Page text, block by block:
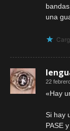
una
22
«Hay
Si hay
PASE